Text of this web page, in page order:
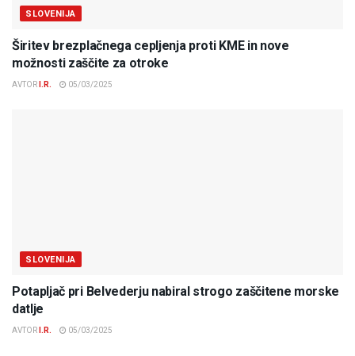
SLOVENIJA
Širitev brezplačnega cepljenja proti KME in nove
možnosti zaščite za otroke
AVTOR I.R. 05/03/2025
SLOVENIJA
Potapljač pri Belvederju nabiral strogo zaščitene morske
datlje
AVTOR I.R. 05/03/2025